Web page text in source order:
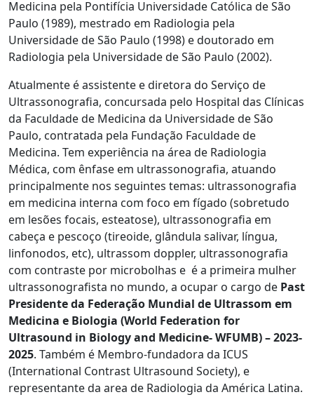
Medicina pela Pontifícia Universidade Católica de São
Paulo (1989), mestrado em Radiologia pela
Universidade de São Paulo (1998) e doutorado em
Radiologia pela Universidade de São Paulo (2002).
Atualmente é assistente e diretora do Serviço de
Ultrassonografia, concursada pelo Hospital das Clínicas
da Faculdade de Medicina da Universidade de São
Paulo, contratada pela Fundação Faculdade de
Medicina. Tem experiência na área de Radiologia
Médica, com ênfase em ultrassonografia, atuando
principalmente nos seguintes temas: ultrassonografia
em medicina interna com foco em fígado (sobretudo
em lesões focais, esteatose), ultrassonografia em
cabeça e pescoço (tireoide, glândula salivar, língua,
linfonodos, etc), ultrassom doppler, ultrassonografia
com contraste por microbolhas e é a primeira mulher
ultrassonografista no mundo, a ocupar o cargo de Past
Presidente da Federação Mundial de Ultrassom em
Medicina e Biologia (World Federation for
Ultrasound in Biology and Medicine- WFUMB) – 2023-
2025. Também é Membro-fundadora da ICUS
(International Contrast Ultrasound Society), e
representante da area de Radiologia da América Latina.